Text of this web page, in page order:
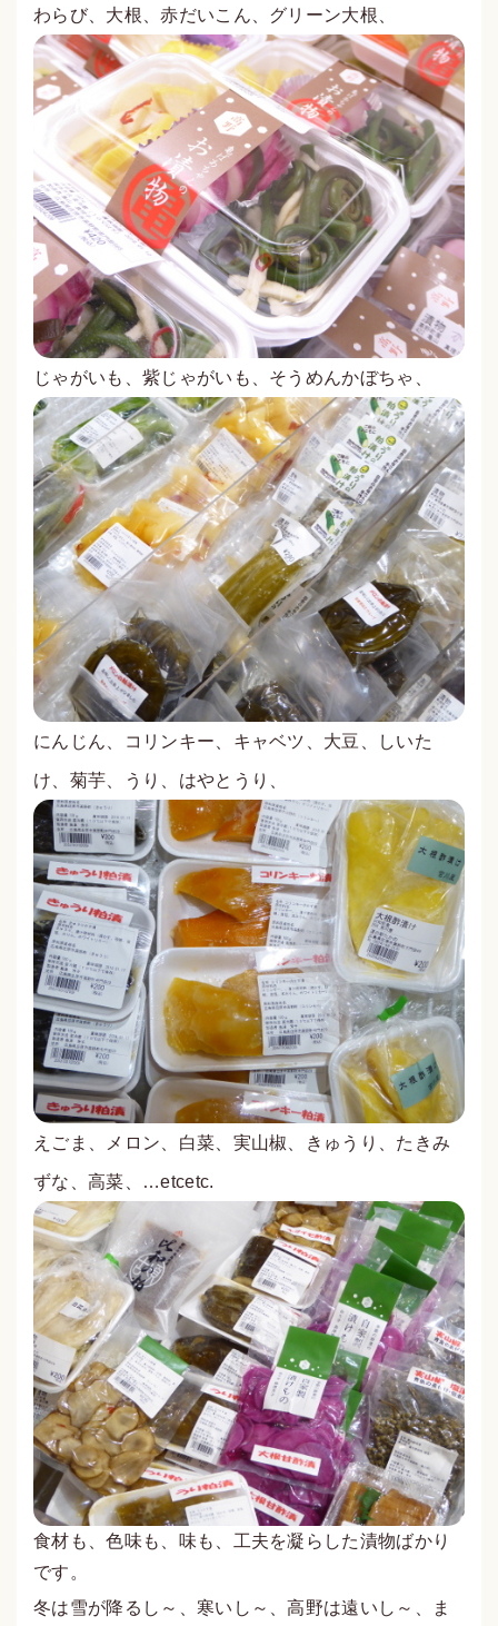
わらび、大根、赤だいこん、グリーン大根、
じゃがいも、紫じゃがいも、そうめんかぼちゃ、
にんじん、コリンキー、キャベツ、大豆、しいた
け、菊芋、うり、はやとうり、
えごま、メロン、白菜、実山椒、きゅうり、たきみ
ずな、高菜、…etcetc.
食材も、色味も、味も、工夫を凝らした漬物ばかり
です。
冬は雪が降るし～、寒いし～、高野は遠いし～、ま